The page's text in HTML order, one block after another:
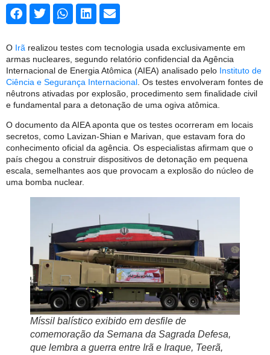
O Irã realizou testes com tecnologia usada exclusivamente em
armas nucleares, segundo relatório confidencial da Agência
Internacional de Energia Atômica (AIEA) analisado pelo Instituto de
Ciência e Segurança Internacional . Os testes envolveram fontes de
nêutrons ativadas por explosão, procedimento sem finalidade civil
e fundamental para a detonação de uma ogiva atômica.
O documento da AIEA aponta que os testes ocorreram em locais
secretos, como Lavizan-Shian e Marivan, que estavam fora do
conhecimento oficial da agência. Os especialistas afirmam que o
país chegou a construir dispositivos de detonação em pequena
escala, semelhantes aos que provocam a explosão do núcleo de
uma bomba nuclear.
Míssil balístico exibido em desfile de
comemoração da Semana da Sagrada Defesa,
que lembra a guerra entre Irã e Iraque, Teerã,